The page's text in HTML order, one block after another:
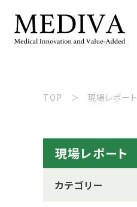
TOP 現場レポート
現場レポート
カテゴリー